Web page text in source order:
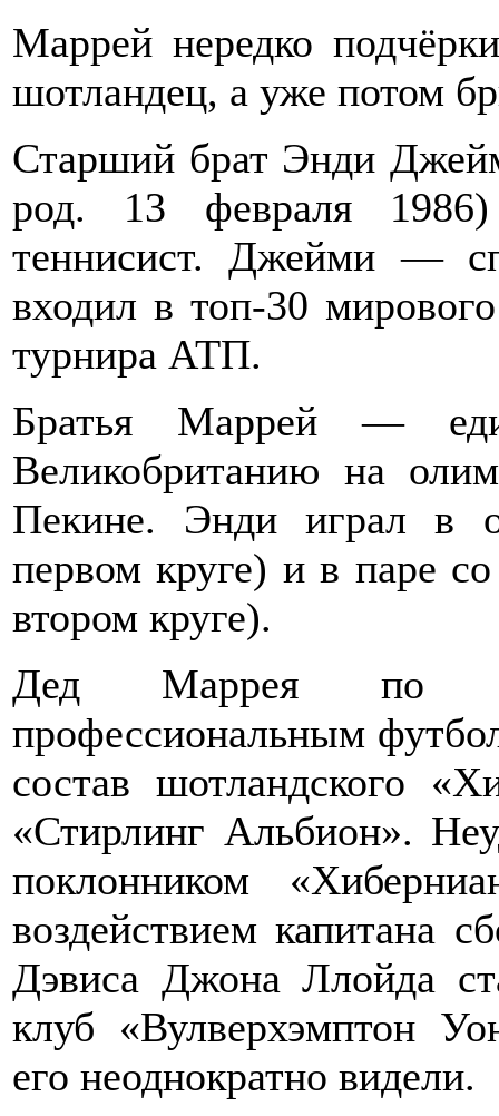
Маррей нередко
шотландец, а уже потом
Старший брат Энди
род. 13 февраля
теннисист. Джейми —
входил в топ-30
турнира АТП.
Братья Маррей —
Великобританию на
Пекине. Энди играл в
первом круге) и в паре
втором круге).
Дед Маррея по
профессиональным
состав шотландского
«Стирлинг Альбион».
поклонником
воздействием капитана
Дэвиса Джона Ллойда
клуб «Вулверхэмптон
его неоднократно видели.